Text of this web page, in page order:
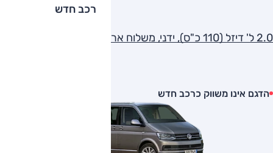
רכב חדש
2.0 ל' דיזל (110 כ"ס), ידני, משלוח ארוך
הדגם אינו משווק כרכב חדש